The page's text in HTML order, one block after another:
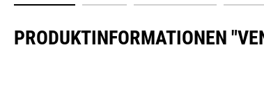
PRODUKTINFORMATIONEN